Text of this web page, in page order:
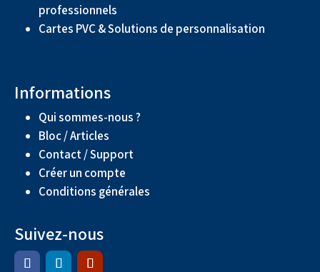
professionnels
Cartes PVC & Solutions de personnalisation
Informations
Qui sommes-nous ?
Bloc / Articles
Contact / Support
Créer un compte
Conditions générales
Suivez-nous